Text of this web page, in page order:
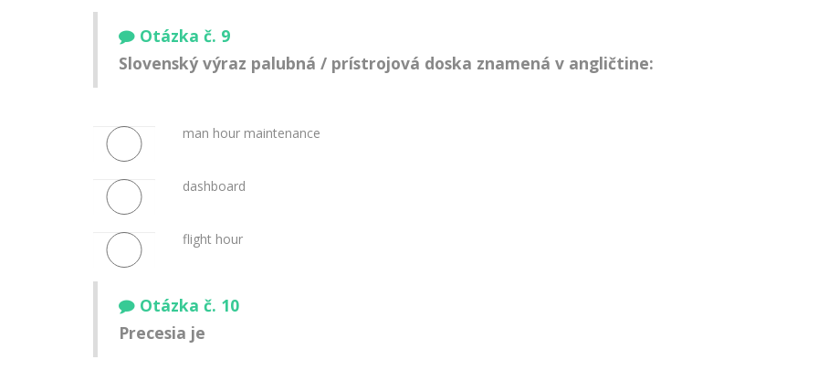
Otázka č. 9
Slovenský výraz palubná / prístrojová doska znamená v angličtine:
man hour maintenance
dashboard
flight hour
Otázka č. 10
Precesia je